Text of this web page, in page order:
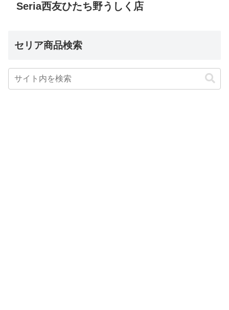
Seria西友ひたち野うしく店
セリア商品検索